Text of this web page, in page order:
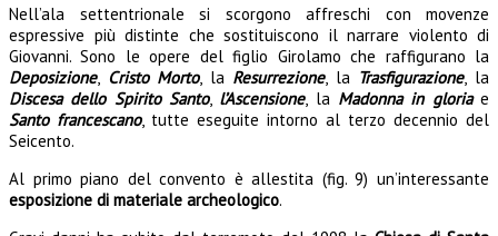
Nell’ala settentrionale si scorgono affreschi con movenze
espressive più distinte che sostituiscono il narrare violento di
Giovanni. Sono le opere del figlio Girolamo che raffigurano la
Deposizione, Cristo Morto, la Resurrezione, la Trasfigurazione, la
Discesa dello Spirito Santo, l’Ascensione, la Madonna in gloriae
Santo francescano, tutte eseguite intorno al terzo decennio del
Seicento.
Al primo piano del convento è allestita (fig. 9) un’interessante
esposizione di materiale archeologico.